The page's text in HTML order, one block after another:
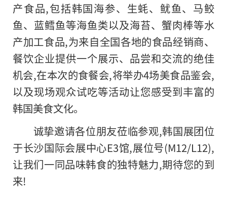
产食品,包括韩国海参、生蚝、鱿鱼、马鲛
鱼、蓝鳕鱼等海鱼类以及海苔、蟹肉棒等水
产加工食品,为来自全国各地的食品经销商、
餐饮企业提供一个展示、品尝和交流的绝佳
机会,在本次的食餐会,将举办4场美食品鉴会,
以及现场观众试吃等活动让您感受到丰富的
韩国美食文化。
诚挚邀请各位朋友莅临参观,韩国展团位
于长沙国际会展中心E3馆,展位号(M12/L12),
让我们一同品味韩食的独特魅力,期待您的到
来!